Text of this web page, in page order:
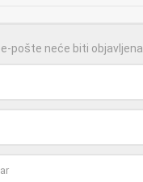
pošte neće biti objavljena.